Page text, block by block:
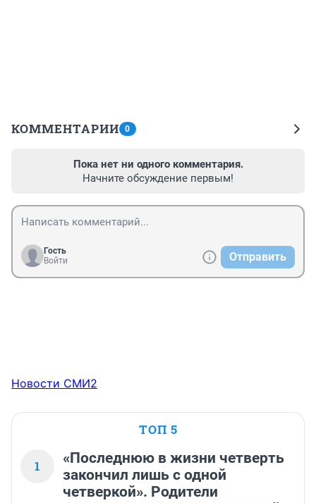
КОММЕНТАРИИ 0
Пока нет ни одного комментария.
Начните обсуждение первым!
Гость
Войти
Отправить
Новости СМИ2
ТОП 5
1
«Последнюю в жизни четверть
закончил лишь с одной
четверкой». Родители